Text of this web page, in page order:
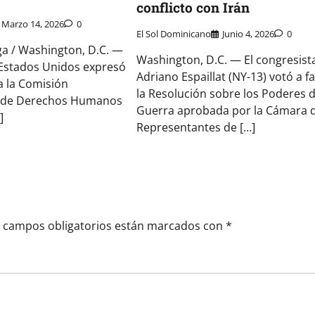
Marzo 14, 2026 0
/ Washington, D.C. —
Unidos expresó
la Comisión
Derechos Humanos
conflicto con Irán
El Sol Dominicano Junio 4, 2026 0
Washington, D.C. — El
Adriano Espaillat (NY-13) votó a
la Resolución sobre los Poderes
Guerra aprobada por la Cámara
Representantes de […]
campos obligatorios están marcados con *